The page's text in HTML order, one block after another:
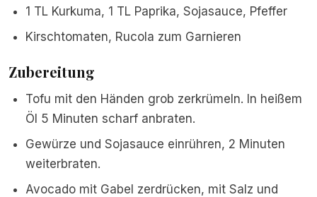
1 TL Kurkuma, 1 TL Paprika, Sojasauce, Pfeffer
Kirschtomaten, Rucola zum Garnieren
Zubereitung
Tofu mit den Händen grob zerkrümeln. In heißem
Öl 5 Minuten scharf anbraten.
Gewürze und Sojasauce einrühren, 2 Minuten
weiterbraten.
Avocado mit Gabel zerdrücken, mit Salz und